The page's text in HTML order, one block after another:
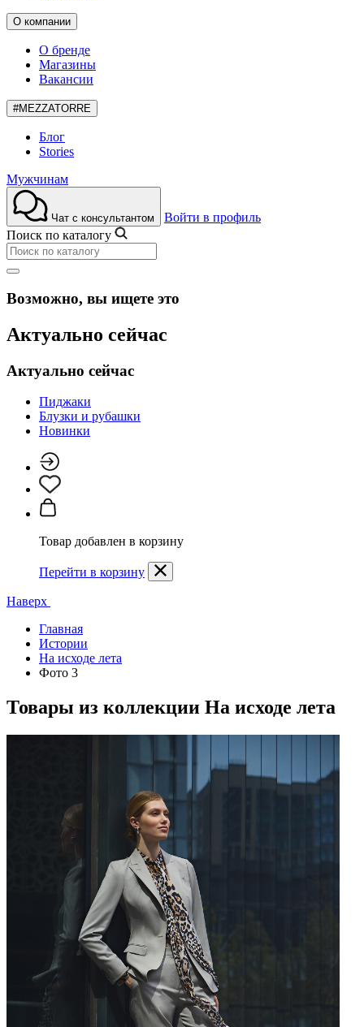
О компании
О бренде
Магазины
Вакансии
#MEZZATORRE
Блог
Stories
Мужчинам
Чат с консультантом
Войти в профиль
Поиск по каталогу
Возможно, вы ищете это
Актуально сейчас
Актуально сейчас
Пиджаки
Блузки и рубашки
Новинки
Товар добавлен в корзину
Перейти в корзину
Наверх
Главная
Истории
На исходе лета
Фото 3
Товары из коллекции На исходе лета